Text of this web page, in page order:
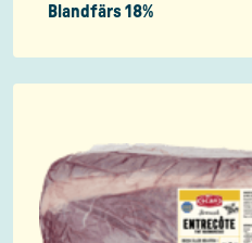
Blandfärs 18%